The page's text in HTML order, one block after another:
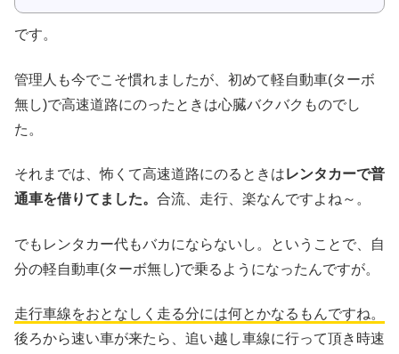
です。
管理人も今でこそ慣れましたが、初めて軽自動車(ターボ
無し)で高速道路にのったときは心臓バクバクものでし
た。
それまでは、怖くて高速道路にのるときはレンタカーで普
通車を借りてました。 合流、走行、楽なんですよね～。
でもレンタカー代もバカにならないし。ということで、自
分の軽自動車(ターボ無し)で乗るようになったんですが。
走行車線をおとなしく走る分には何とかなるもんですね。
後ろから速い車が来たら、追い越し車線に行って頂き時速